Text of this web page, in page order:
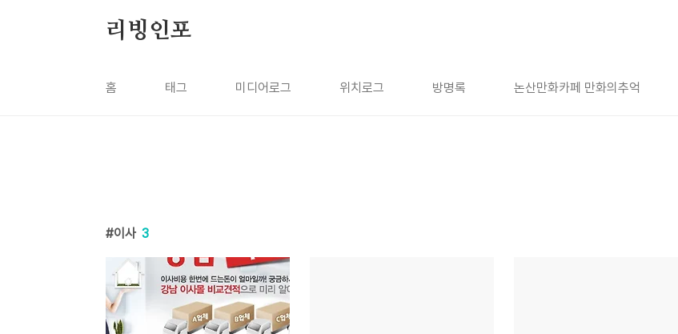
리빙인포
홈 태그 미디어로그 위치로그 방명록 논산만화카페 만화의추억
이사 3